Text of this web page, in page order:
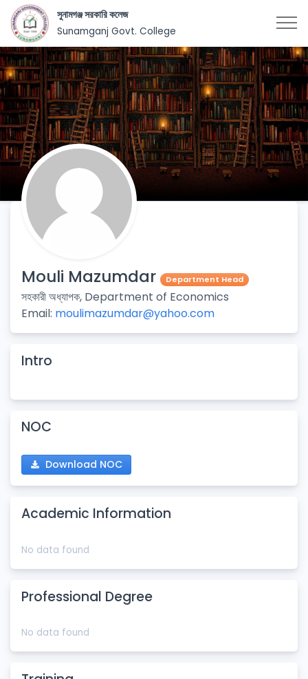
সুনামগঞ্জ সরকারি কলেজ
Sunamganj Govt. College
Mouli Mazumdar Department Head
সহকারী অধ্যাপক, Department of Economics
Email: moulimazumdar@yahoo.com
Intro
NOC
Download NOC
Academic Information
No data found
Professional Degree
No data found